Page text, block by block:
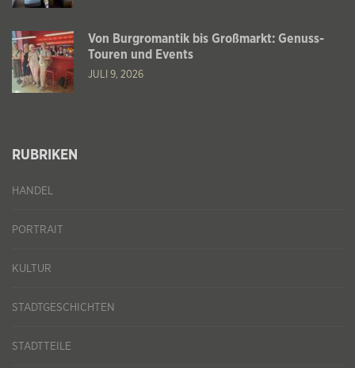
Von Burgromantik bis Großmarkt: Genuss-
Touren und Events
JULI 9, 2026
RUBRIKEN
HANDEL
PORTRAIT
KULTUR
STADTGESCHICHTEN
STADTTEILE